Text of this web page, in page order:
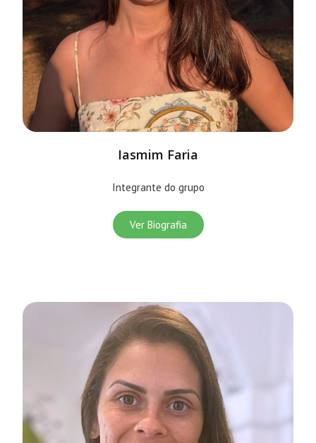
Iasmim Faria
Integrante do grupo
Ver Biografia